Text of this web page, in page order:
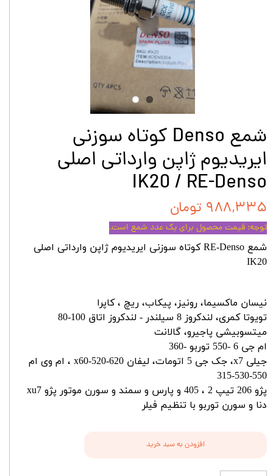
شمع Denso کوتاه سوزنی
ایریدیوم ژاپن وارداتی اصلى
IK20 / RE-Denso
۹۸۸,۳۳۵ تومان
توجه: قیمت محصول برای یک عدد شمع است.
شمع RE-Densoکوتاه سوزنی ایریدیوم ژاپن وارداتی اصلى
IK20
نیسان ماکسیما، رونیز، پیکاب، ریچ ، کاپرا
تویوتا کمری، لندکروز 8 سیلندر - لندکروز اتاق 100-80
میتسوبیشی پاجیرو، گالانت
ام جی 6 -550 توربو -360
جیلی x7، جک جی 5 اتومات، لیفان 620-520-x60 ، ام وی ام
550-530-315
پژو 206 تیپ 2 ، 405 و پارس و سمند و سورن موتور پژو xu7
دنا و سورن توربو با تنظیم فیلر
افزودن به سبد خرید